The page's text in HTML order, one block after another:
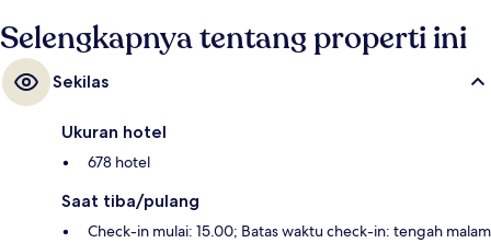
Selengkapnya tentang properti ini
Sekilas
Ukuran hotel
678 hotel
Saat tiba/pulang
Check-in mulai: 15.00; Batas waktu check-in: tengah malam